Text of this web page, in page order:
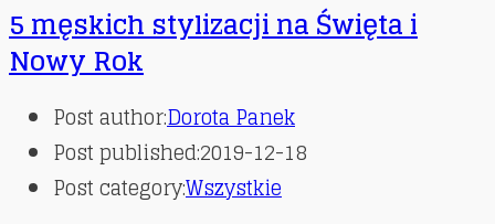
5 męskich stylizacji na Święta i
Nowy Rok
Post author:Dorota Panek
Post published:2019-12-18
Post category:Wszystkie